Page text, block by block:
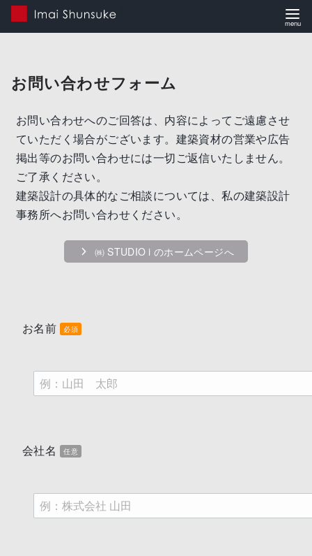
お問い合わせフォーム
お問い合わせへのご回答は、内容によってご遠慮させ
ていただく場合がございます。建築資材の営業や広告
掲出等のお問い合わせには一切ご返信いたしません。
ご了承ください。
建築設計の具体的なご相談については、私の建築設計
事務所へお問い合わせください。
㈱ STUDIO i のホームページへ
お名前 必須
会社名 任意